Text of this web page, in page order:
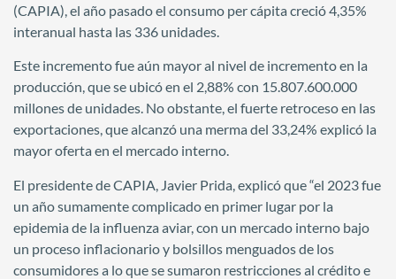
(CAPIA), el año pasado el consumo per cápita creció 4,35%
interanual hasta las 336 unidades.
Este incremento fue aún mayor al nivel de incremento en la
producción, que se ubicó en el 2,88% con 15.807.600.000
millones de unidades. No obstante, el fuerte retroceso en las
exportaciones, que alcanzó una merma del 33,24% explicó la
mayor oferta en el mercado interno.
El presidente de CAPIA, Javier Prida, explicó que “el 2023 fue
un año sumamente complicado en primer lugar por la
epidemia de la influenza aviar, con un mercado interno bajo
un proceso inflacionario y bolsillos menguados de los
consumidores a lo que se sumaron restricciones al crédito e